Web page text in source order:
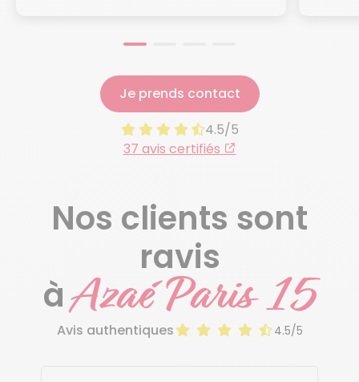
Je prends contact
4.5/5
37 avis certifiés
Nos clients sont
ravis
àAzaé Paris 15
Avis authentiques 4.5/5